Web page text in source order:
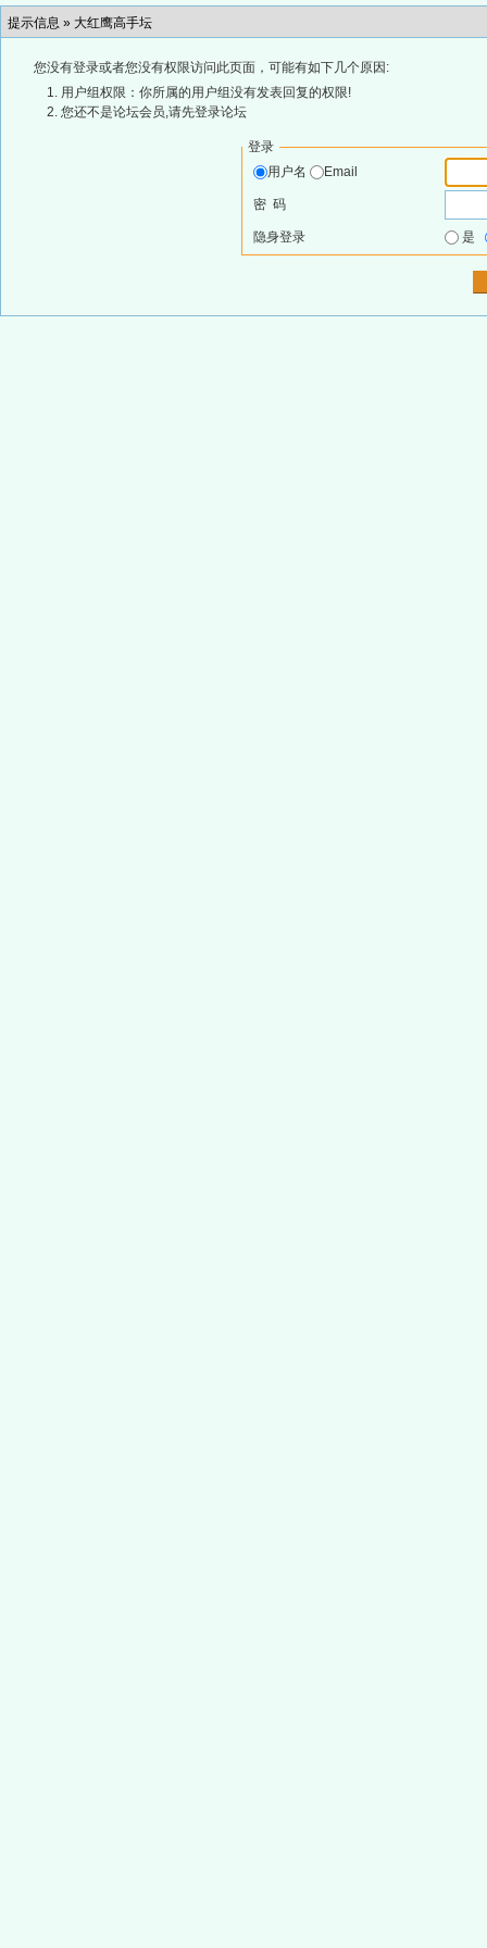
提示信息 » 大红鹰高手坛
您没有登录或者您没有权限访问此页面，可能有如下几个原因:
用户组权限：你所属的用户组没有发表回复的权限!
您还不是论坛会员,请先登录论坛
登录
用户名
Email
密 码
隐身登录 是